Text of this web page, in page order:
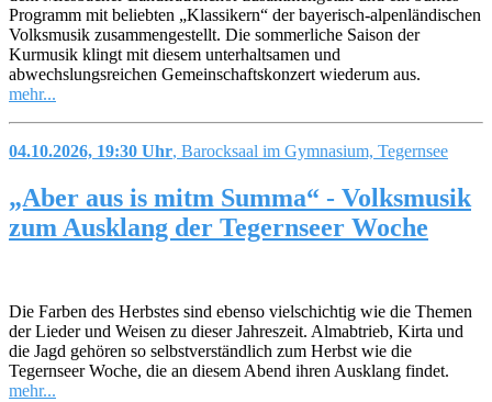
Programm mit beliebten „Klassikern“ der bayerisch-alpenländischen
Volksmusik zusammengestellt. Die sommerliche Saison der
Kurmusik klingt mit diesem unterhaltsamen und
abwechslungsreichen Gemeinschaftskonzert wiederum aus.
mehr...
04.10.2026, 19:30 Uhr, Barocksaal im Gymnasium, Tegernsee
„Aber aus is mitm Summa“ - Volksmusik
zum Ausklang der Tegernseer Woche
Die Farben des Herbstes sind ebenso vielschichtig wie die Themen
der Lieder und Weisen zu dieser Jahreszeit. Almabtrieb, Kirta und
die Jagd gehören so selbstverständlich zum Herbst wie die
Tegernseer Woche, die an diesem Abend ihren Ausklang findet.
mehr...